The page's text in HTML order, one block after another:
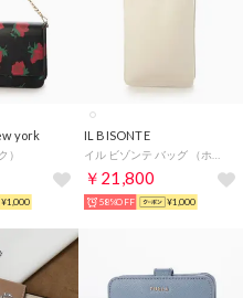
york
）
¥1,000
IL BISONTE
￥21,800
58%OFF ¥1,000